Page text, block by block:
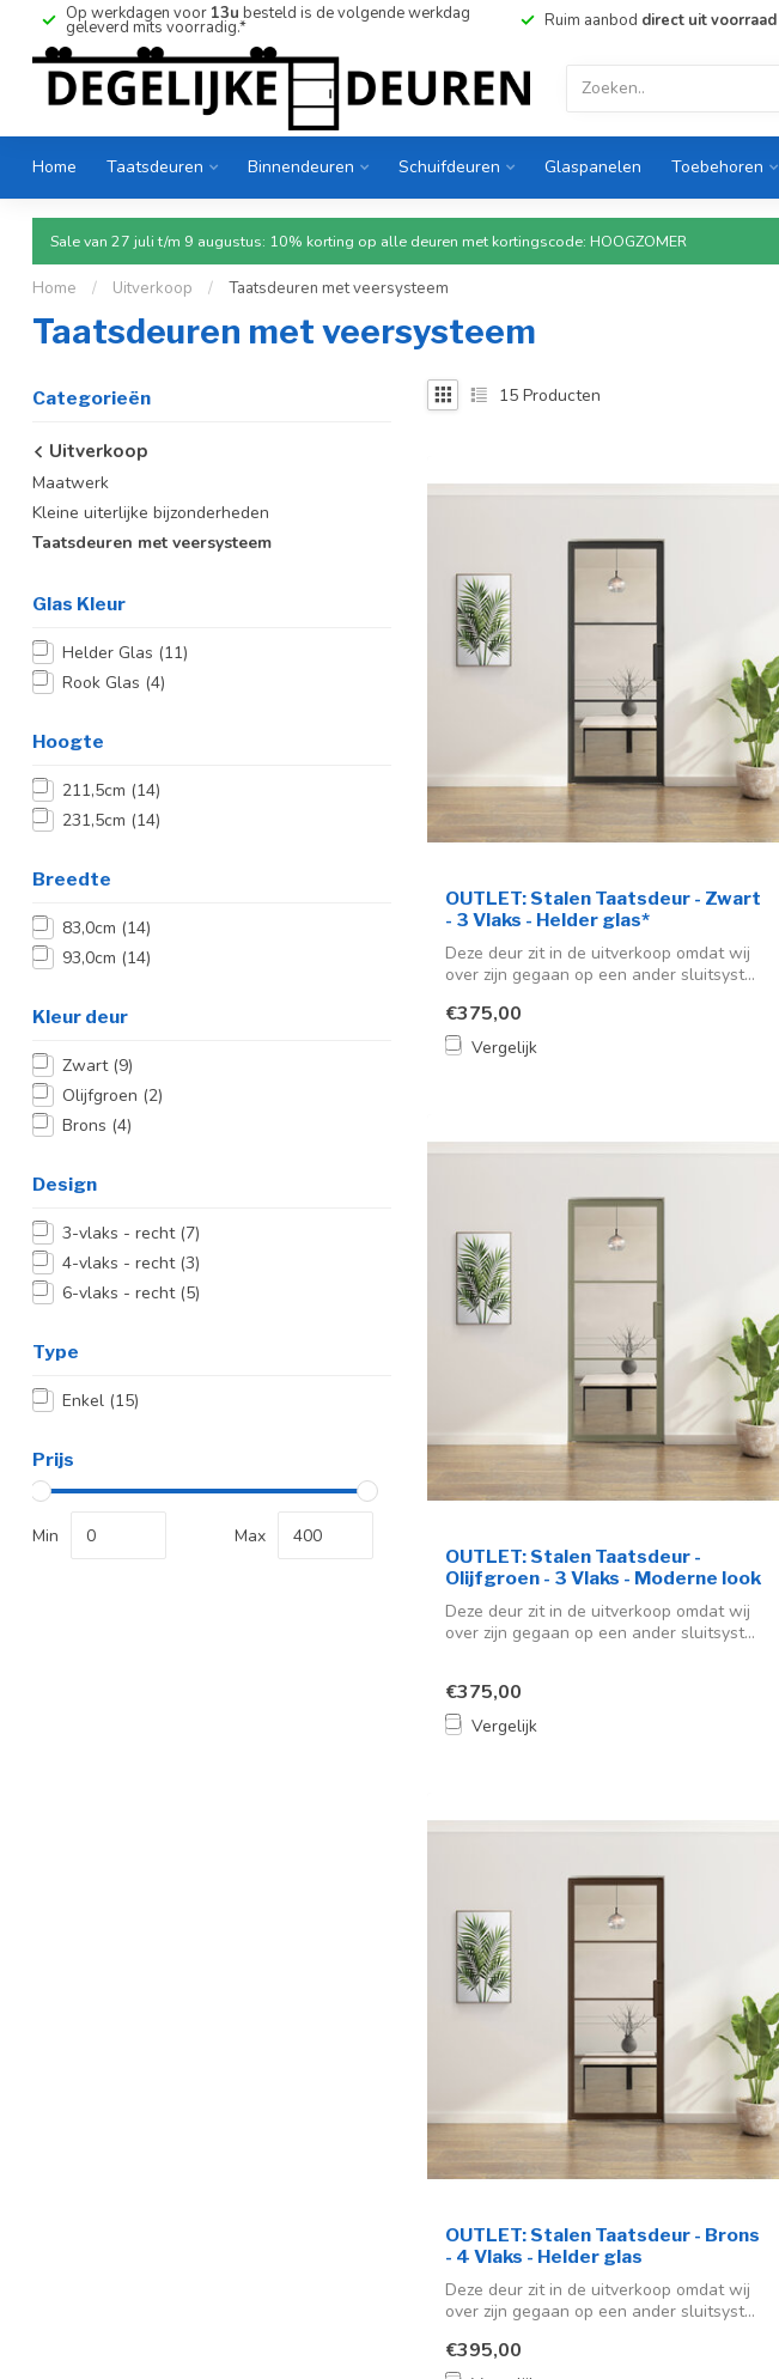
Op werkdagen voor 13u besteld is de volgende werkdag
geleverd mits voorradig.* Ruim aanbod direct uit voorraad
Home Taatsdeuren Binnendeuren Schuifdeuren Glaspanelen Toebehoren
Sale van 27 juli t/m 9 augustus: 10% korting op alle deuren met kortingscode: HOOGZOMER
Home / Uitverkoop / Taatsdeuren met veersysteem
Taatsdeuren met veersysteem
Categorieën
Uitverkoop
Maatwerk
Kleine uiterlijke bijzonderheden
Taatsdeuren met veersysteem
Glas Kleur
Helder Glas (11)
Rook Glas (4)
Hoogte
211,5cm (14)
231,5cm (14)
Breedte
83,0cm (14)
93,0cm (14)
Kleur deur
Zwart (9)
Olijfgroen (2)
Brons (4)
Design
3-vlaks - recht (7)
4-vlaks - recht (3)
6-vlaks - recht (5)
Type
Enkel (15)
Prijs
Min Max
15 Producten
OUTLET: Stalen Taatsdeur - Zwart
- 3 Vlaks - Helder glas*
Deze deur zit in de uitverkoop omdat wij
over zijn gegaan op een ander sluitsyst...
€375,00
Vergelijk
OUTLET: Stalen Taatsdeur -
Olijfgroen - 3 Vlaks - Moderne look
Deze deur zit in de uitverkoop omdat wij
over zijn gegaan op een ander sluitsyst...
€375,00
Vergelijk
OUTLET: Stalen Taatsdeur - Brons
- 4 Vlaks - Helder glas
Deze deur zit in de uitverkoop omdat wij
over zijn gegaan op een ander sluitsyst...
€395,00